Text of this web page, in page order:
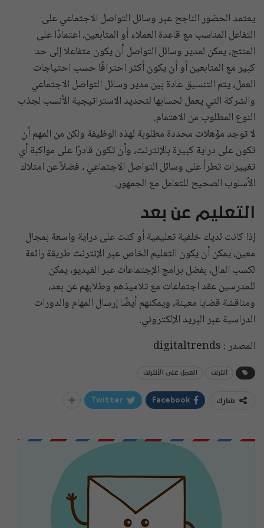
يعتمد الحضور الناجح عبر وسائل التواصل الاجتماعي على
التفاعل المناسب مع قاعدة العملاء أو المتابعين، اعتمادًا على
المنتج، يمكن لمدير وسائل التواصل أن يكون متفاعلا إلى حد
كبير مع المتابعين أو أن يكون أكثر احترافًا حسب احتياجات
العمل، يتم التنسيق عادة بين مدير وسائل التواصل الاجتماعي
والشركة التي يعمل لحسابها لتحديد الاستراتيجية الأنسب لجذب
النوع المطلوب من الاهتمام.
لا توجد مؤهلات محددة مطلوبة لهذه الوظيفة ولكن من المهم أن
تكون على دراية كبيرة بالإنترنت، وأن تكون قادرًا على مواكبة أي
تغييرات تطرأ على وسائل التواصل الاجتماعي ، فضلاً عن امتلاك
الأسلوب الصحيح للتعامل مع الجمهور.
التعليم عن بعد
إذا كانت لديك خلفية تعليمية أو كنت على دراية واسعة بمجال
معين، يمكن أن يكون التعليم الخاص عبر الإنترنت طريقة رائعة
لكسب المال، بفضل برامج الإجتماعات عبر الفيديو، يمكن
للمدرسين عقد اجتماعات مع تلاميذهم وطلابهم عن بعد،
ومناقشة قضايا معينة، ويمكنهم أيضًا إرسال المهام والدورات
الدراسية عبر البريد الإلكتروني.
المصدر : digitaltrends
أنترنت العمل على الأنترنت
شارك Facebook
Twitter